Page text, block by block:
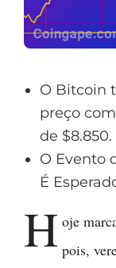
O Bitcoin
preço
de $8.850.
O Evento
É
H oje
pois,